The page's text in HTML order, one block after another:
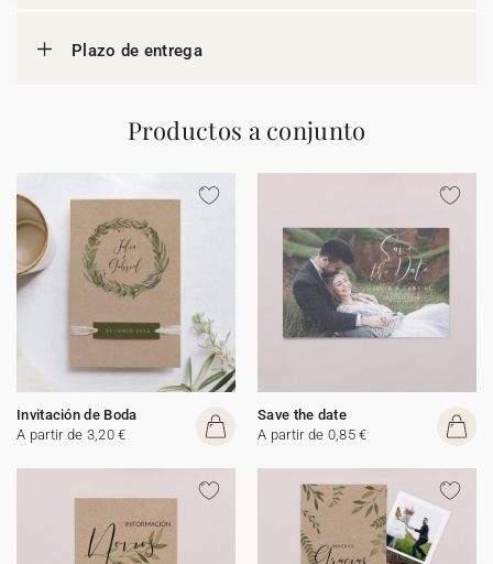
Plazo de entrega
Productos a conjunto
Invitación de Boda
A partir de 3,20 €
Save the date
A partir de 0,85 €